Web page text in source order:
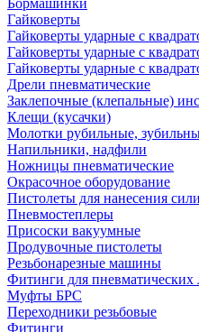
Бормашинки
Гайковерты
Гайковерты ударные с
Гайковерты ударные с
Гайковерты ударные с
Дрели пневматические
Заклепочные (клепальные)
Клещи (кусачки)
Молотки рубильные,
Напильники, надфили
Ножницы пневматические
Окрасочное оборудование
Пистолеты для нанесения
Пневмостеплеры
Присоски вакуумные
Продувочные пистолеты
Резьбонарезные машины
Фитинги для пневматических
Муфты БРС
Переходники резьбовые
Фитинги